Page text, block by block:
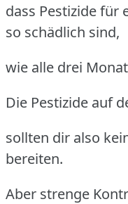
dass Pestizide für
so schädlich sind,
wie alle drei
Die Pestizide auf
sollten dir also
bereiten.
Aber strenge